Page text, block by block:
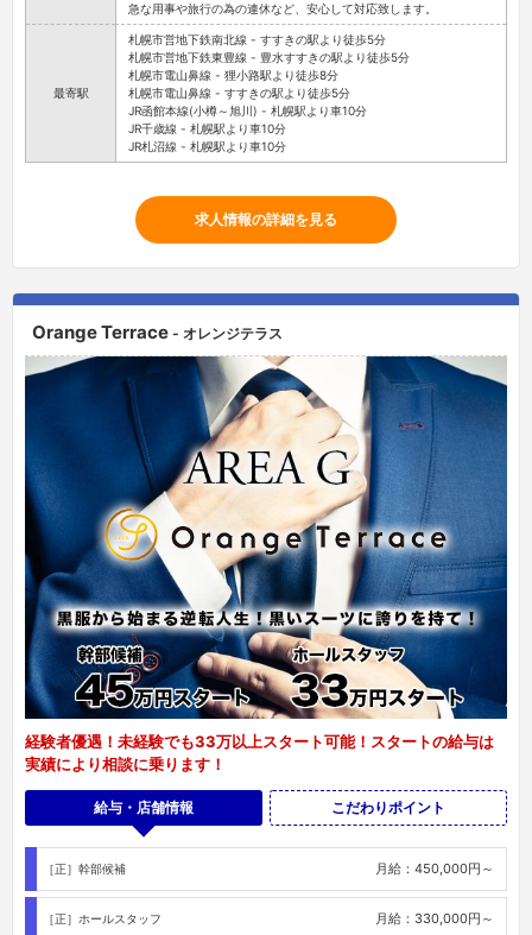
急な用事や旅行の為の連休など、安心して対応致します。
最寄駅
札幌市営地下鉄南北線 - すすきの駅より徒歩5分
札幌市営地下鉄東豊線 - 豊水すすきの駅より徒歩5分
札幌市電山鼻線 - 狸小路駅より徒歩8分
札幌市電山鼻線 - すすきの駅より徒歩5分
JR函館本線(小樽～旭川) - 札幌駅より車10分
JR千歳線 - 札幌駅より車10分
JR札沼線 - 札幌駅より車10分
求人情報の詳細を見る
Orange Terrace - オレンジテラス
経験者優遇！未経験でも33万以上スタート可能！スタートの給与は
実績により相談に乗ります！
給与・店舗情報 こだわりポイント
［正］幹部候補 月給：450,000円～
［正］ホールスタッフ 月給：330,000円～